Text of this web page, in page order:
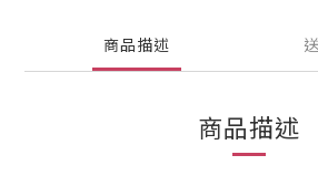
商品描述
商品描述